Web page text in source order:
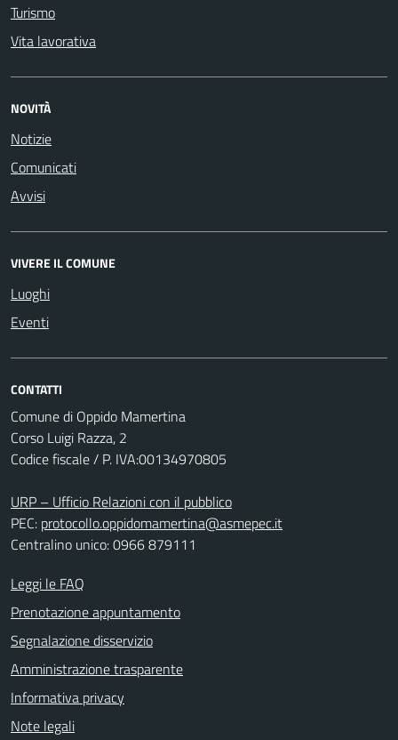
Turismo
Vita lavorativa
NOVITÀ
Notizie
Comunicati
Avvisi
VIVERE IL COMUNE
Luoghi
Eventi
CONTATTI
Comune di Oppido Mamertina
Corso Luigi Razza, 2
Codice fiscale / P. IVA:00134970805
URP – Ufficio Relazioni con il pubblico
PEC: protocollo.oppidomamertina@asmepec.it
Centralino unico: 0966 879111
Leggi le FAQ
Prenotazione appuntamento
Segnalazione disservizio
Amministrazione trasparente
Informativa privacy
Note legali